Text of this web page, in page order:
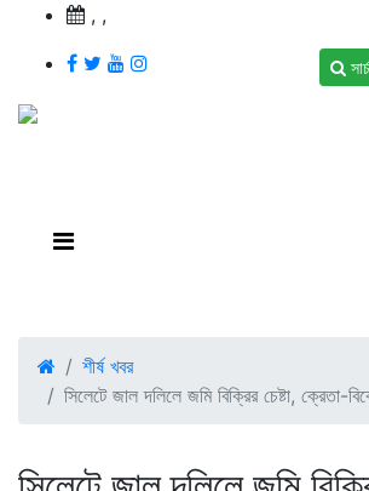
, ,
সার্চ
শীর্ষ খবর
সিলেটে জাল দলিলে জমি বিক্রির চেষ্টা, ক্রেতা-